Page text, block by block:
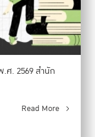
ศ. 2569 สำนัก
Read More